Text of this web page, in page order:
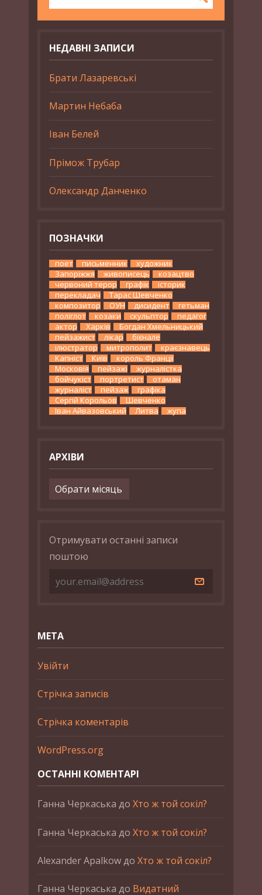
НЕДАВНІ ЗАПИСИ
Брати Лазаревські
Мартин Небаба
Іван Белей
Прімож Трубар
Олександр Данченко
ПОЗНАЧКИ
поет письменник
художник
Запоріжжя
живописець
козацтво
червоний терор
графік
історик
перекладач
Тарас Шевченко
композитор
ОУН дисидент
гетьман
поліглот
козаки скульптор
педагог
актор
Харків
Богдан Хмельницький
пейзажист
лікар
бієнале
ілюстратор
митрополит
краєзнавець
Капніст
Київ
король Франції
Московія
пейзажі
журналістка
бойчукіст
портретист
отаман
журналіст
пейзаж
графіка
Сергій Корольов
Шевченко
Іван Айвазовський
Литва жупа
АРХІВИ
Архіви
Отримувати останні записи
поштою
МЕТА
Увійти
Стрічка записів
Стрічка коментарів
WordPress.org
ОСТАННІ КОМЕНТАРІ
Ганна Черкаська до Хто ж той сокіл?
Ганна Черкаська до Хто ж той сокіл?
Alexander Apalkowдо Хто ж той сокіл?
Ганна Черкаська до Видатний